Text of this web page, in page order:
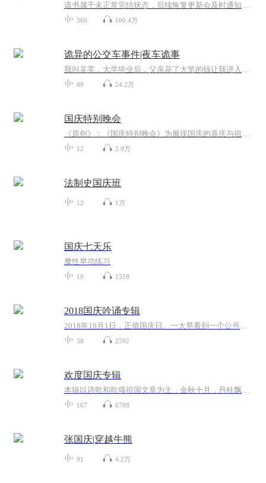
该书属于未正常完结状态，后续恢复更新会及时通知大家，十分抱歉~【内容简介】胡波本是个普通的出租车司机，无意间陷入了不可告人的绝境，在一次次地困惑，迷糊，纷争中结实了各类大师，先生，并准备在他们的帮扶下，决定一路向着真相跃进，但大师们相继出...
360 100.4万
诡异的公交车事件|夜车诡事
我叫吴零，大学毕业后，父亲花了大笔的钱让我进入了北京市的三联公交公司上班。起初，我不明白为什么身为农民的父亲却要花这么多钱让我当一名普通的公交司机。但是，随着我上班后的第一天开始，我仿佛进入了一个怪圈当中，一幕幕离奇诡异的事情不断上演。...
80 24.2万
国庆特别晚会
《原创》：《国庆特别晚会》为展现国庆的喜庆与祖国的深情我将以具体的场景切入从清晨升旗的庄严到街头巷尾的欢庆到历史与当下的交融，用优美的笔触传递对祖国的热爱与自豪！用诗歌和情感美文形式，歌颂祖国的繁荣富强，祝人民幸福安康！
12 2.9万
法制史国庆班
12 1万
国庆七天乐
魔性早功练习
10 1518
2018国庆吟诵专辑
2018年10月1日，正值国庆日。一大早看到一个公号文章，正是文天祥的《己卯十月一日至燕越五日罹狴犴有感而赋》。当然，彼十一非当今的十一。不过数字的巧合还是让人感触，今天拿来读一读，体味一番历史英杰的民族情怀，恰也当时。 根据诗题来看，这组诗是写于十月一日至十月五日之间，是文天祥被俘之后所作，这些诗作不仅有凛凛正气，更也能看的到他百端交集的复杂情感。另一首于右任先生的《望大陆》，微信公号有称《望乡》，一句“山之上国之殇”荡气回肠，一并兴起拿来读了一读。仓促间多有瑕疵...
38 2592
欢度国庆专辑
本辑以诗歌和歌颂祖国文章为主，金秋十月，丹桂飘香，在这个充满丰收喜悦的季节里，我们满怀激动和自豪，迎来了中华人民共和国76周年华诞。这不仅是一个庄重的纪念日，更是全体中华儿女共同欢庆的盛大的节日，承载着深厚的民族情感和历史意义.
167 6788
张国庆|穿越牛熊
91 4.2万